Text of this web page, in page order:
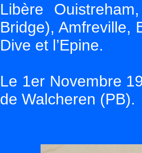
Libère
Bridge), Amfreville,
Dive et l’Epine.
Le 1er Novembre
de Walcheren (PB).